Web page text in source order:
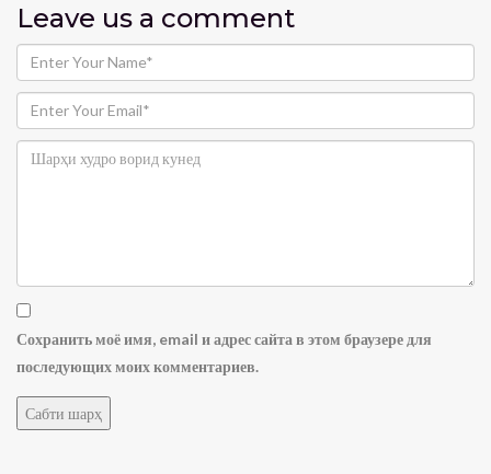
Leave us a comment
Сохранить моё имя, email и адрес сайта в этом браузере для
последующих моих комментариев.